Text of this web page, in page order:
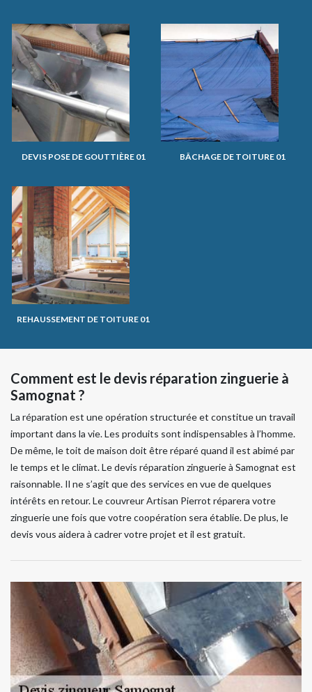
DEVIS POSE DE GOUTTIÈRE 01 BÂCHAGE DE TOITURE 01
REHAUSSEMENT DE TOITURE 01
Comment est le devis réparation zinguerie à
Samognat ?
La réparation est une opération structurée et constitue un travail
important dans la vie. Les produits sont indispensables à l’homme.
De même, le toit de maison doit être réparé quand il est abimé par
le temps et le climat. Le devis réparation zinguerie à Samognat est
raisonnable. Il ne s’agit que des services en vue de quelques
intérêts en retour. Le couvreur Artisan Pierrot réparera votre
zinguerie une fois que votre coopération sera établie. De plus, le
devis vous aidera à cadrer votre projet et il est gratuit.